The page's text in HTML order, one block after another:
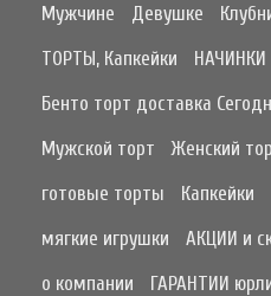
Мужчине
Девушке
ТОРТЫ, Капкейки
НАЧИНКИ
Бенто торт доставка
Мужской торт
Женский
готовые торты
Капкейки
мягкие игрушки
АКЦИИ и
о компании
ГАРАНТИИ